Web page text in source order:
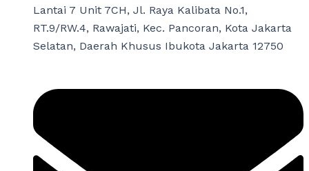
Lantai 7 Unit 7CH, Jl. Raya Kalibata No.1,
RT.9/RW.4, Rawajati, Kec. Pancoran, Kota Jakarta
Selatan, Daerah Khusus Ibukota Jakarta 12750